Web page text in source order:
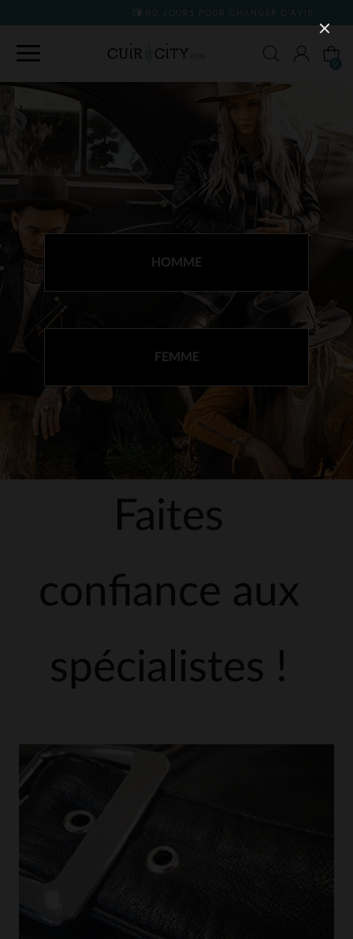
90 JOURS POUR CHANGER D'AVIS
VOTRE RAYON
HOMME
FEMME
Faites
confiance aux
spécialistes !